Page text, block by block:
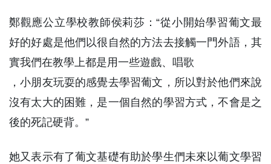
鄭觀應公立學校教師侯莉莎：“從小開始學習葡文最
好的好處是他們以很自然的方法去接觸一門外語，其
實我們在教學上都是用一些遊戲、唱歌
，小朋友玩耍的感覺去學習葡文，所以對於他們來說
沒有太大的困難，是一個自然的學習方式，不會是之
後的死記硬背。”
她又表示有了葡文基礎有助於學生們未來以葡文學習